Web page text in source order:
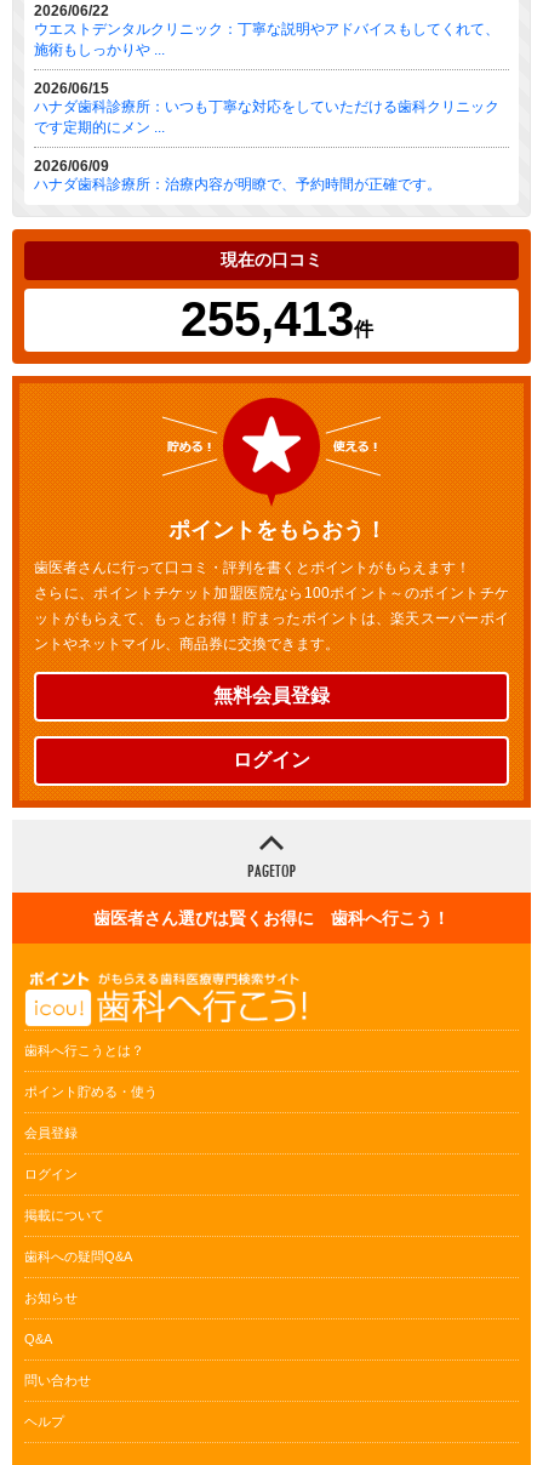
2026/06/22
ウエストデンタルクリニック：丁寧な説明やアドバイスもしてくれて、
施術もしっかりや ...
2026/06/15
ハナダ歯科診療所：いつも丁寧な対応をしていただける歯科クリニック
です定期的にメン ...
2026/06/09
ハナダ歯科診療所：治療内容が明瞭で、予約時間が正確です。
現在の口コミ
255,413件
ポイントをもらおう！
歯医者さんに行って口コミ・評判を書くとポイントがもらえます！
さらに、ポイントチケット加盟医院なら100ポイント～のポイントチケ
ットがもらえて、もっとお得！貯まったポイントは、楽天スーパーポイ
ントやネットマイル、商品券に交換できます。
無料会員登録
ログイン
歯医者さん選びは賢くお得に 歯科へ行こう！
歯科へ行こうとは？
ポイント貯める・使う
会員登録
ログイン
掲載について
歯科への疑問Q&A
お知らせ
Q&A
問い合わせ
ヘルプ